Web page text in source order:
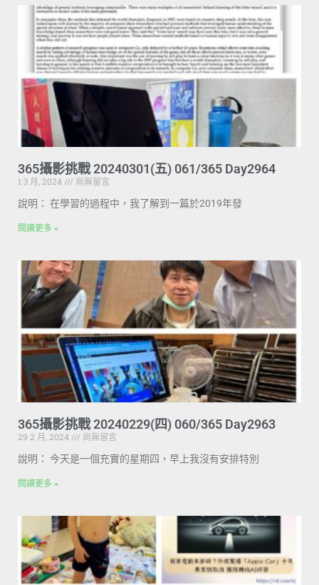
365攝影挑戰 20240301(五) 061/365 Day2964
1 3 月, 2024
尚無留言
說明： 在學習的過程中，我了解到一篇於2019年發
閱讀更多 »
365攝影挑戰 20240229(四) 060/365 Day2963
29 2 月, 2024
尚無留言
說明： 今天是一個充實的星期四，早上我沒有安排特別
閱讀更多 »